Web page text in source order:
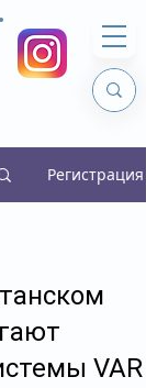
Регистрация
VAR